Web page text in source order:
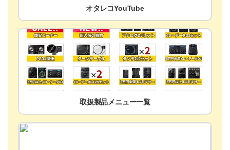
オタレコYouTube
取扱製品メニュー一覧